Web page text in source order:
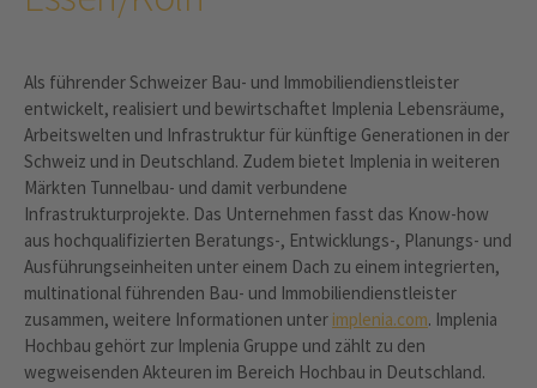
Als führender Schweizer Bau- und Immobiliendienstleister
entwickelt, realisiert und bewirtschaftet Implenia Lebensräume,
Arbeitswelten und Infrastruktur für künftige Generationen in der
Schweiz und in Deutschland. Zudem bietet Implenia in weiteren
Märkten Tunnelbau- und damit verbundene
Infrastrukturprojekte. Das Unternehmen fasst das Know-how
aus hochqualifizierten Beratungs-, Entwicklungs-, Planungs- und
Ausführungseinheiten unter einem Dach zu einem integrierten,
multinational führenden Bau- und Immobiliendienstleister
zusammen, weitere Informationen unter implenia.com. Implenia
Hochbau gehört zur Implenia Gruppe und zählt zu den
wegweisenden Akteuren im Bereich Hochbau in Deutschland.